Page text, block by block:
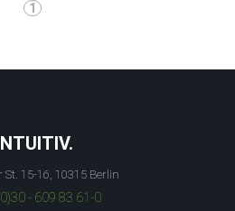
1
St. 15-16, 10315 Berlin
- 609 83 61-0